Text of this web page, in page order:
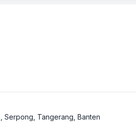
Serpong, Tangerang, Banten